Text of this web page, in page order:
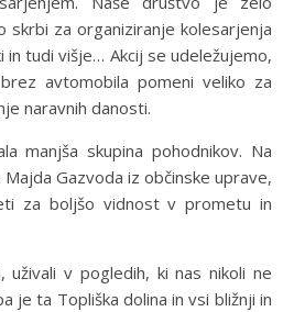
skrbi za organiziranje kolesarjenja
in tudi višje… Akcij se udeležujemo,
avtomobila pomeni veliko za
naravnih danosti.
manjša skupina pohodnikov. Na
Gazvoda iz občinske uprave,
za boljšo vidnost v prometu in
uživali v pogledih, ki nas nikoli ne
je ta Topliška dolina in vsi bližnji in